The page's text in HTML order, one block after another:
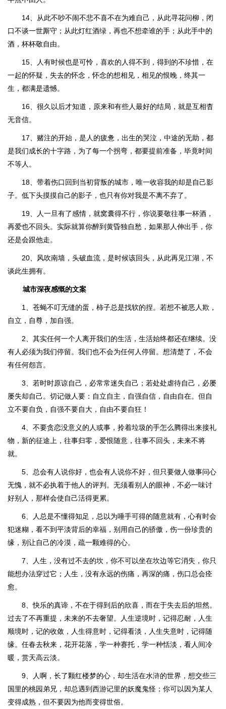
14、从此不吵不闹不悲不喜不在为难自己，从此寻花问柳，闭
口不谈一世厮守；从此灯红酒绿，再也不想牵谁的手；从此手中的
酒，杯杯敬自由。
15、人有时候也是可怜，喜欢的人得不到，得到的不珍惜，在
一起的怀疑，失去的怀念，怀念的想相见，相见的恨晚，终其一
生，都满是遗憾。
16、很久以后才知道，原来和有些人最好的结局，就是互相杳
无音信。
17、赌注的开始，是人的疲惫，出生的哭泣，中途的无助，都
是我们成长的十字路，为了每一个拐弯，都要提前准备，毕竟时间
不等人。
18、带着伤口回到当初背叛的城市，唯一收容我的却是自己影
子。低下头摸摸自己的影子，也只有你对我是不离不弃了。
19、人一旦有了感情，就窝囊得不行，你说要敬往事一杯酒，
再爱也不回头。实际就算你醉到黄昏独自愁，如果那人伸出手，你
还是会跟他走。
20、风吹南墙，头破血流，是时候该回头，从此再见江湖，不
谈此生拥有。
城市深夜感慨的文案
1、苍蝇不叮无缝的蛋，柿子总是找软的捏。若想不被恶人欺，
自立，自尊，加自强。
2、其实任何一个人离开我们的生活，生活始终都还在继续。没
有人必须为我们停留。我们也不会为任何人停留。想清楚了，不会
有任何怨言。
3、若时时原谅自己，必常常迷失自己；若处处虐待自己，必屡
屡失却自己。切记做人要：自立自主，自强自信，自由自在。但自
立不要自负，自强不要自大，自由不要自狂！
4、不要贪恋没意义的人或事，拎着垃圾的手怎么腾得出来接礼
物，新的征途上，往事归零，爱恨随意，往事不回头，未来不将
就。
5、总会有人说你好，也会有人说你不好，但只要做人做事问心
无愧，就不必执着于他人的评判。无须看别人的眼神，不必一味讨
好别人，那样会使自己活得更累。
6、人总是不懂得知足，总以为唾手可得的随意就有，心有时会
犯迷糊，看不到平淡背后的幸福，别用自己的骄傲，伤一份珍贵的
缘，别让自己的冷漠，疏一颗难得的心。
7、人生，没有过不去的坎，你不可以坐在坎边等它消失，你只
能想办法穿过它；人生，没有永远的伤痛，再深的痛，伤口总会痊
愈。
8、快乐的真谛，不在于得到后的欣喜，而在于失去后的坦然。
过去了不再重提，未来的不去奢望。人生逆境时，记得忍耐，人生
顺境时，记的收敛，人生得意时，记得看淡，人生失意时，记得随
缘。任春去秋来，花开花落，学一种赛托，学一种恬淡，看人间冷
暖，赏天高云淡。
9、人啊，长了颗红楼梦的心，却生活在水浒的世界，想交些三
国里的桃园弟兄，却总遇到西游记里的妖魔鬼怪；你可以因为某人
变得成熟，但不要因为他而变得世俗。